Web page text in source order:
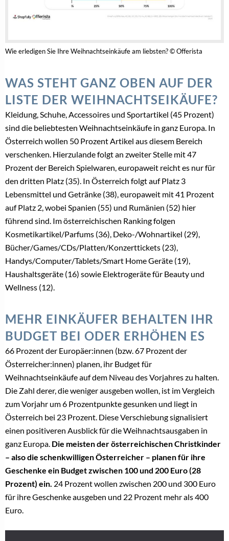
Wie erledigen Sie Ihre Weihnachtseinkäufe am liebsten? © Offerista
WAS STEHT GANZ OBEN AUF DER
LISTE DER WEIHNACHTSEIKÄUFE?
Kleidung, Schuhe, Accessoires und Sportartikel (45 Prozent)
sind die beliebtesten Weihnachtseinkäufe in ganz Europa. In
Österreich wollen 50 Prozent Artikel aus diesem Bereich
verschenken. Hierzulande folgt an zweiter Stelle mit 47
Prozent der Bereich Spielwaren, europaweit reicht es nur für
den dritten Platz (35). In Österreich folgt auf Platz 3
Lebensmittel und Getränke (38), europaweit mit 41 Prozent
auf Platz 2, wobei Spanien (55) und Rumänien (52) hier
führend sind. Im österreichischen Ranking folgen
Kosmetikartikel/Parfums (36), Deko-/Wohnartikel (29),
Bücher/Games/CDs/Platten/Konzerttickets (23),
Handys/Computer/Tablets/Smart Home Geräte (19),
Haushaltsgeräte (16) sowie Elektrogeräte für Beauty und
Wellness (12).
MEHR EINKÄUFER BEHALTEN IHR
BUDGET BEI ODER ERHÖHEN ES
66 Prozent der Europäer:innen (bzw. 67 Prozent der
Österreicher:innen) planen, ihr Budget für
Weihnachtseinkäufe auf dem Niveau des Vorjahres zu halten.
Die Zahl derer, die weniger ausgeben wollen, ist im Vergleich
zum Vorjahr um 6 Prozentpunkte gesunken und liegt in
Österreich bei 23 Prozent. Diese Verschiebung signalisiert
einen positiveren Ausblick für die Weihnachtsausgaben in
ganz Europa. Die meisten der österreichischen Christkinder
– also die schenkwilligen Österreicher – planen für ihre
Geschenke ein Budget zwischen 100 und 200 Euro (28
Prozent) ein. 24 Prozent wollen zwischen 200 und 300 Euro
für ihre Geschenke ausgeben und 22 Prozent mehr als 400
Euro.